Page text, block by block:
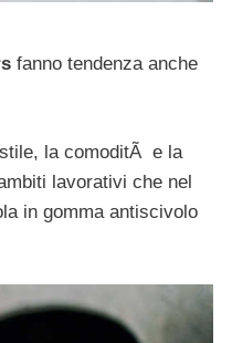
fanno tendenza anche
la comoditÃ e la
lavorativi che nel
in gomma antiscivolo